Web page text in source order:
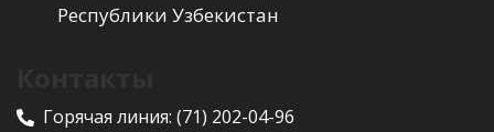
Республики Узбекистан
Горячая линия: (71) 202-04-96